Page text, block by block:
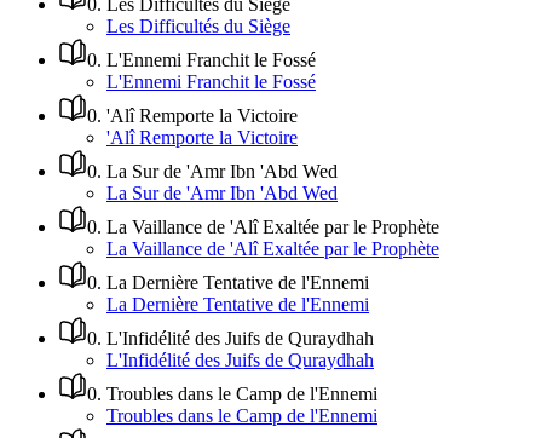
0. Les Difficultés du Siège
Les Difficultés du Siège
0. L'Ennemi Franchit le Fossé
L'Ennemi Franchit le Fossé
0. 'Alî Remporte la Victoire
'Alî Remporte la Victoire
0. La Sur de 'Amr Ibn 'Abd Wed
La Sur de 'Amr Ibn 'Abd Wed
0. La Vaillance de 'Alî Exaltée par le Prophète
La Vaillance de 'Alî Exaltée par le Prophète
0. La Dernière Tentative de l'Ennemi
La Dernière Tentative de l'Ennemi
0. L'Infidélité des Juifs de Quraydhah
L'Infidélité des Juifs de Quraydhah
0. Troubles dans le Camp de l'Ennemi
Troubles dans le Camp de l'Ennemi